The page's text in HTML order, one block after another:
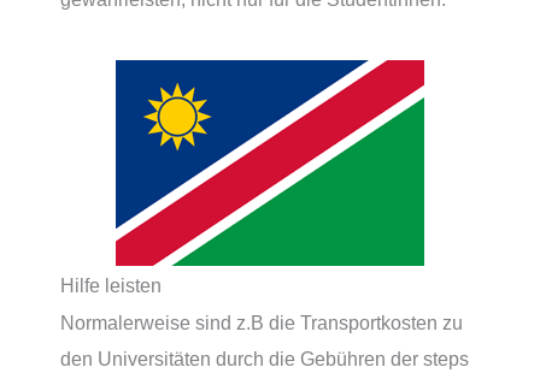
Hilfe leisten
Normalerweise sind z.B die Transportkosten zu
den Universitäten durch die Gebühren der steps